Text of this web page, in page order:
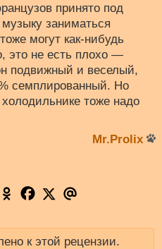
принято под
заниматься
могут как-нибудь
это не есть плохо —
подвижный и веселый,
семплированный. Но
тоже надо
Mr.Prolix
к этой рецензии.